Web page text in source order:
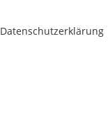
Datenschutzerklärung